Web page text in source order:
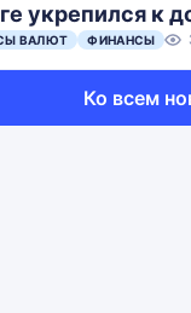
укрепился к
ВАЛЮТ ФИНАНСЫ
Ко всем